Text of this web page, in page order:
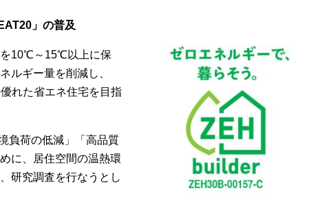
」の普及
を10℃～15℃以上に保
ルギー量を削減し、
れた省エネ住宅を目指
負荷の低減」「高品質
に、居住空間の温熱環
研究調査を行なうとし